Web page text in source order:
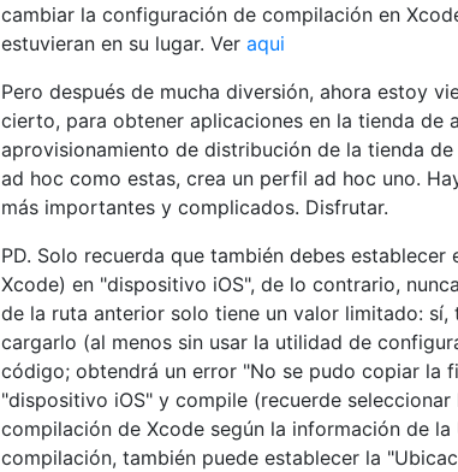
cambiar la configuración de compilación en
estuvieran en su lugar. Ver aqui
Pero después de mucha diversión, ahora estoy
cierto, para obtener aplicaciones en la tienda de
aprovisionamiento de distribución de la tienda
ad hoc como estas, crea un perfil ad hoc uno.
más importantes y complicados. Disfrutar.
PD. Solo recuerda que también debes
Xcode) en "dispositivo iOS", de lo contrario,
de la ruta anterior solo tiene un valor limitado:
cargarlo (al menos sin usar la utilidad de
código; obtendrá un error "No se pudo copiar la
"dispositivo iOS" y compile (recuerde
compilación de Xcode según la información de
compilación, también puede establecer la